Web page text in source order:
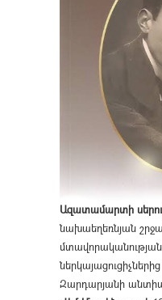
Ազատամարտի
նախաեղեռնյան
Զարդարյանի